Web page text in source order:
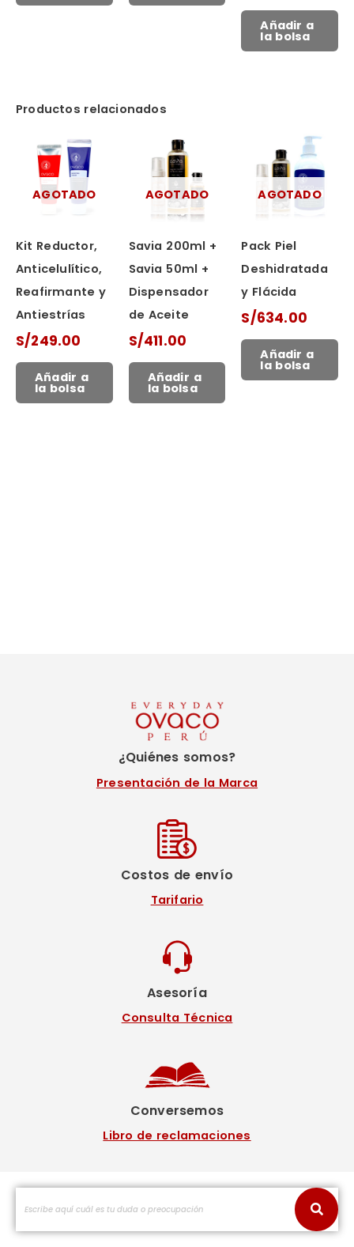
Añadir a
la bolsa
Productos relacionados
AGOTADO
Kit Reductor,
Anticelulítico,
Reafirmante y
Antiestrías
S/249.00
Añadir a
la bolsa
AGOTADO
Savia 200ml +
Savia 50ml +
Dispensador
de Aceite
S/411.00
Añadir a
la bolsa
AGOTADO
Pack Piel
Deshidratada
y Flácida
S/634.00
Añadir a
la bolsa
¿Quiénes somos?
Presentación de la Marca
Costos de envío
Tarifario
Asesoría
Consulta Técnica
Conversemos
Libro de reclamaciones